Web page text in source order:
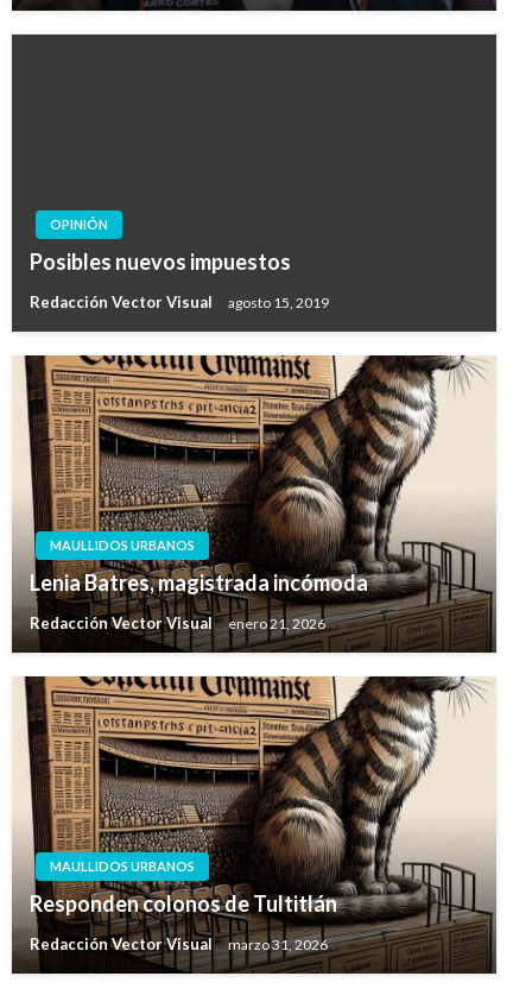
OPINIÓN
Posibles nuevos impuestos
Redacción Vector Visual agosto 15, 2019
MAULLIDOS URBANOS
Lenia Batres, magistrada incómoda
Redacción Vector Visual enero 21, 2026
MAULLIDOS URBANOS
Responden colonos de Tultitlán
Redacción Vector Visual marzo 31, 2026